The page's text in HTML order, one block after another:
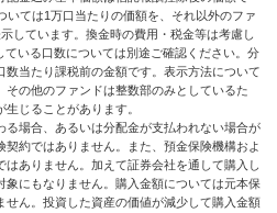
いては1万口当たりの価額を、それ以外のファ
しています。換金時の費用・税金等は考慮し
いる口数については別途ご確認ください。分
当たり課税前の金額です。表示方法について
の他のファンドは整数部のみとしているた
じることがあります。
場合、あるいは分配金が支払われない場合が
約ではありません。また、預金保険機構およ
ありません。加えて証券会社を通して購入し
にもなりません。購入金額については元本保
ん。投資した資産の価値が減少して購入金額